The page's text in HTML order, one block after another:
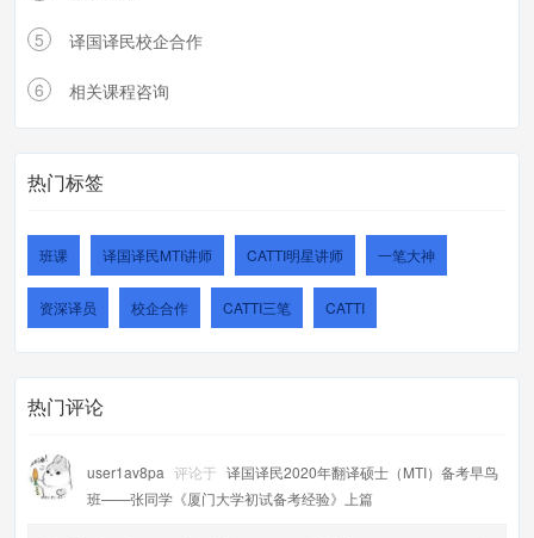
5 译国译民校企合作
6 相关课程咨询
热门标签
班课 译国译民MTI讲师 CATTI明星讲师 一笔大神
资深译员 校企合作 CATTI三笔 CATTI
热门评论
user1av8pa 评论于 译国译民2020年翻译硕士（MTI）备考早鸟
班——张同学《厦门大学初试备考经验》上篇